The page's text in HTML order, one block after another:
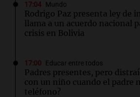
17:04 Mundo
Rodrigo Paz presenta ley de
llama a un acuerdo nacional
crisis en Bolivia
17:00 Educar entre todos
Padres presentes, pero
con un niño cuando el padre
teléfono?